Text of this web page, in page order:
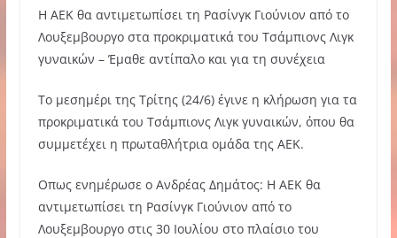
Η ΑΕΚ θα αντιμετωπίσει τη Ρασίνγκ Γιούνιον από το
Λουξεμβουργο στα προκριματικά του Τσάμπιονς Λιγκ
γυναικών – Έμαθε αντίπαλο και για τη συνέχεια
Το μεσημέρι της Τρίτης (24/6) έγινε η κλήρωση για τα
προκριματικά του Τσάμπιονς Λιγκ γυναικών, όπου θα
συμμετέχει η πρωταθλήτρια ομάδα της ΑΕΚ.
Οπως ενημέρωσε ο Ανδρέας Δημάτος: Η ΑΕΚ θα
αντιμετωπίσει τη Ρασίνγκ Γιούνιον από το
Λουξεμβουργο στις 30 Ιουλίου στο πλαίσιο του